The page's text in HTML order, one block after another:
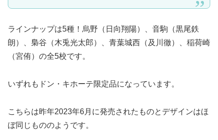
ラインナップは5種！烏野（日向翔陽）、音駒（黒尾鉄
朗）、梟谷（木兎光太郎）、青葉城西（及川徹）、稲荷崎
（宮侑）の全5校です。
いずれもドン・キホーテ限定品になっています。
こちらは昨年2023年6月に発売されたものとデザインはほ
ぼ同じもののようです。